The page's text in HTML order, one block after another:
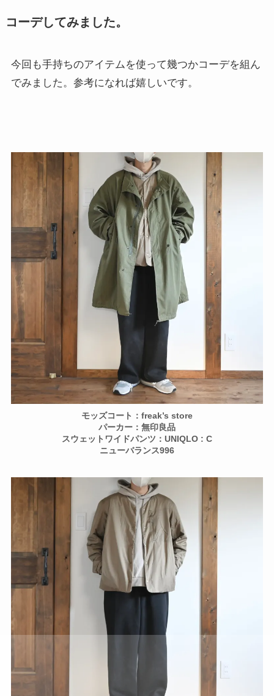
コーデしてみました。
今回も手持ちのアイテムを使って幾つかコーデを組ん
でみました。参考になれば嬉しいです。
モッズコート：freak’s store
パーカー：無印良品
スウェットワイドパンツ：UNIQLO : C
ニューバランス996